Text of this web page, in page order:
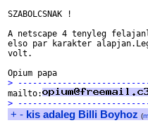
SZABOLCSNAK !
A netscape 4 tenyleg
elso par karakter
volt.
>
mailto:
>
+ - kis adaleg Billi Boyhoz (